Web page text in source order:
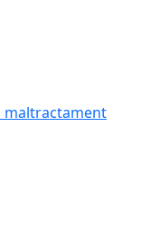
maltractament